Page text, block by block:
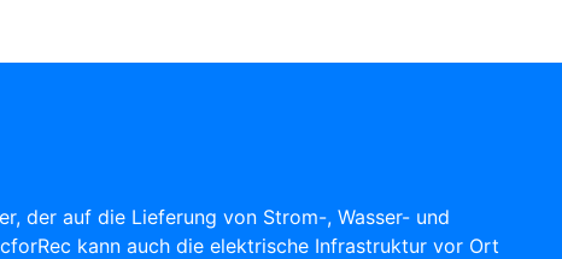
der auf die Lieferung von Strom-, Wasser- und
kann auch die elektrische Infrastruktur vor Ort